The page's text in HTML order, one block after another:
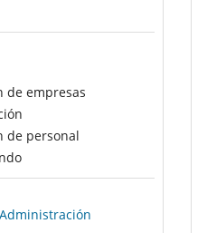
de empresas
de personal